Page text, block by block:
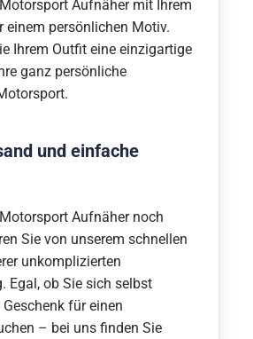
Aufnäher mit Ihrem
einem persönlichen Motiv.
Ihrem Outfit eine einzigartige
ganz persönliche
und einfache
Aufnäher noch
Sie von unserem schnellen
unkomplizierten
Egal, ob Sie sich selbst
für einen
– bei uns finden Sie